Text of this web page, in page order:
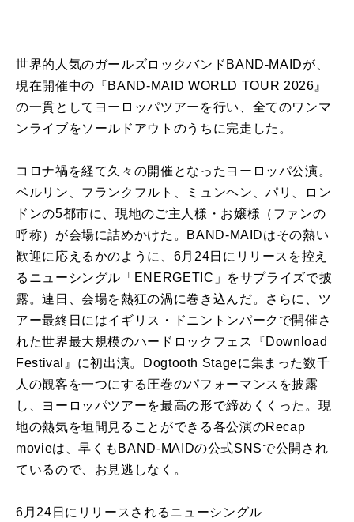
世界的人気のガールズロックバンドBAND-MAIDが、
現在開催中の『BAND-MAID WORLD TOUR 2026』
の一貫としてヨーロッパツアーを行い、全てのワンマ
ンライブをソールドアウトのうちに完走した。
コロナ禍を経て久々の開催となったヨーロッパ公演。
ベルリン、フランクフルト、ミュンヘン、パリ、ロン
ドンの5都市に、現地のご主人様・お嬢様（ファンの
呼称）が会場に詰めかけた。BAND-MAIDはその熱い
歓迎に応えるかのように、6月24日にリリースを控え
るニューシングル「ENERGETIC」をサプライズで披
露。連日、会場を熱狂の渦に巻き込んだ。さらに、ツ
アー最終日にはイギリス・ドニントンパークで開催さ
れた世界最大規模のハードロックフェス『Download
Festival』に初出演。Dogtooth Stageに集まった数千
人の観客を一つにする圧巻のパフォーマンスを披露
し、ヨーロッパツアーを最高の形で締めくくった。現
地の熱気を垣間見ることができる各公演のRecap
movieは、早くもBAND-MAIDの公式SNSで公開され
ているので、お見逃しなく。
6月24日にリリースされるニューシングル